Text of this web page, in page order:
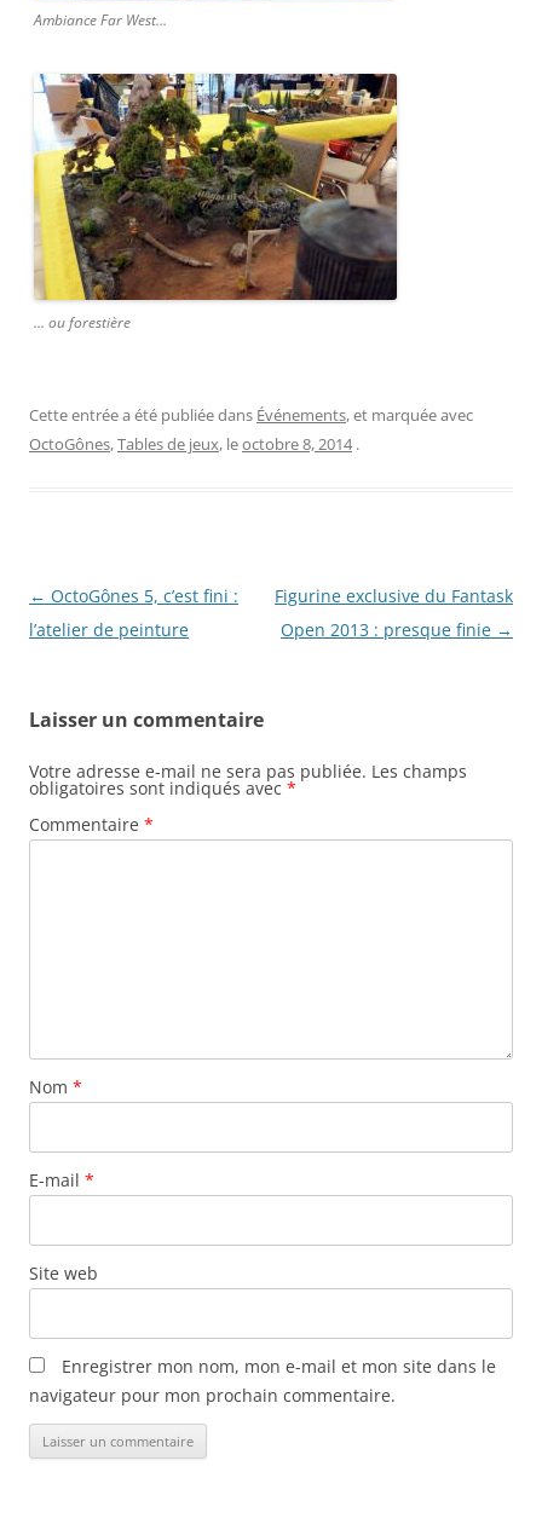
Ambiance Far West…
… ou forestière
Cette entrée a été publiée dans Événements, et marquée avec
OctoGônes,Tables de jeux, leoctobre 8, 2014 .
Navigation
des
← OctoGônes 5, c’est fini :
l’atelier de peinture
Figurine exclusive du Fantask
Open 2013 : presque finie →
Laisser un commentaire
Votre adresse e-mail ne sera pas publiée. Les champs
obligatoires sont indiqués avec *
Commentaire *
Nom *
E-mail *
Site web
Enregistrer mon nom, mon e-mail et mon site dans le
navigateur pour mon prochain commentaire.